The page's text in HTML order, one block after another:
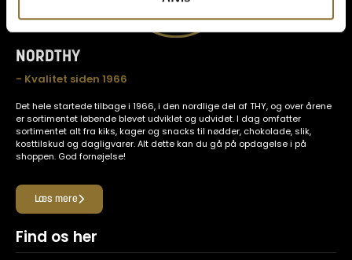
NORDTHY
- Kvalitet siden 1966
Det hele startede tilbage i 1966, i den nordlige del af THY, og over årene
er sortimentet løbende blevet udviklet og udvidet. I dag omfatter
sortimentet alt fra kiks, kager og snacks til nødder, chokolade, slik,
kosttilskud og dagligvarer. Alt dette kan du gå på opdagelse i på
shoppen. God fornøjelse!
Læs mere
Find os her